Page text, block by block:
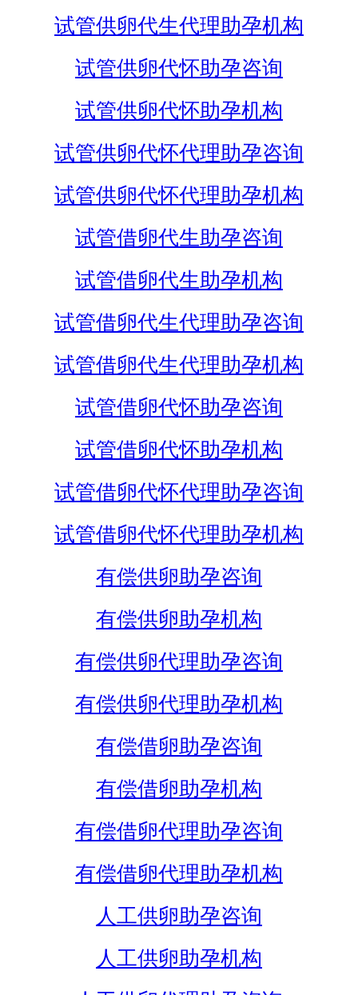
试管供卵代生代理助孕机构
试管供卵代怀助孕咨询
试管供卵代怀助孕机构
试管供卵代怀代理助孕咨询
试管供卵代怀代理助孕机构
试管借卵代生助孕咨询
试管借卵代生助孕机构
试管借卵代生代理助孕咨询
试管借卵代生代理助孕机构
试管借卵代怀助孕咨询
试管借卵代怀助孕机构
试管借卵代怀代理助孕咨询
试管借卵代怀代理助孕机构
有偿供卵助孕咨询
有偿供卵助孕机构
有偿供卵代理助孕咨询
有偿供卵代理助孕机构
有偿借卵助孕咨询
有偿借卵助孕机构
有偿借卵代理助孕咨询
有偿借卵代理助孕机构
人工供卵助孕咨询
人工供卵助孕机构